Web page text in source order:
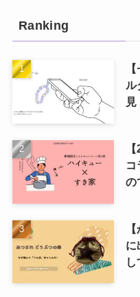
Ranking
ル
の
に